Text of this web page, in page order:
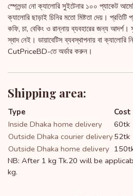
স্প্লেন্ডা নো ক্যালোরি সুইটেনার ১০০ প্যাকেট
ক্যালোরি ছাড়াই চিনির মতো মিষ্টতা দেয়।
কফি, চা, বেকিং ও রান্নায় ব্যবহারের জন্য
স্বাদ নেই। ডায়াবেটিস ব্যবস্থাপনায় বা
CutPriceBD-তে অর্ডার করুন।
Shipping area:
Type Cost
Inside Dhaka home delivery
60tk
Outside Dhaka courier delivery52tk
Outside Dhaka home delivery
NB: After 1 kg Tk.20 will be
kg.